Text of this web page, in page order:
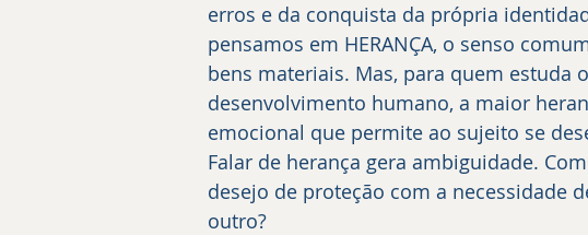
erros e da conquista da própria
pensamos em HERANÇA, o senso
bens materiais. Mas, para quem estuda o
desenvolvimento humano, a maior
emocional que permite ao sujeito se
Falar de herança gera ambiguidade.
desejo de proteção com a necessidade
outro?